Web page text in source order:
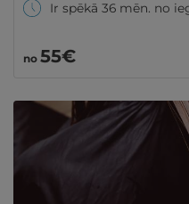
Ir spēkā 36 mēn. no
no 55€